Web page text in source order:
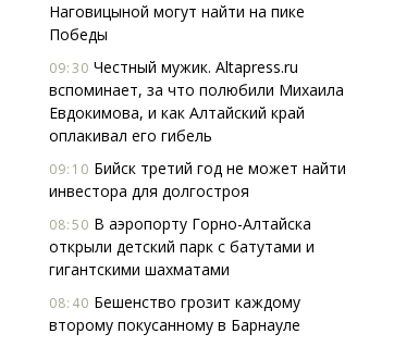
Наговицыной могут найти на пике
Победы
09:30 Честный мужик. Altapress.ru
вспоминает, за что полюбили Михаила
Евдокимова, и как Алтайский край
оплакивал его гибель
09:10 Бийск третий год не может найти
инвестора для долгостроя
08:50 В аэропорту Горно-Алтайска
открыли детский парк с батутами и
гигантскими шахматами
08:40 Бешенство грозит каждому
второму покусанному в Барнауле